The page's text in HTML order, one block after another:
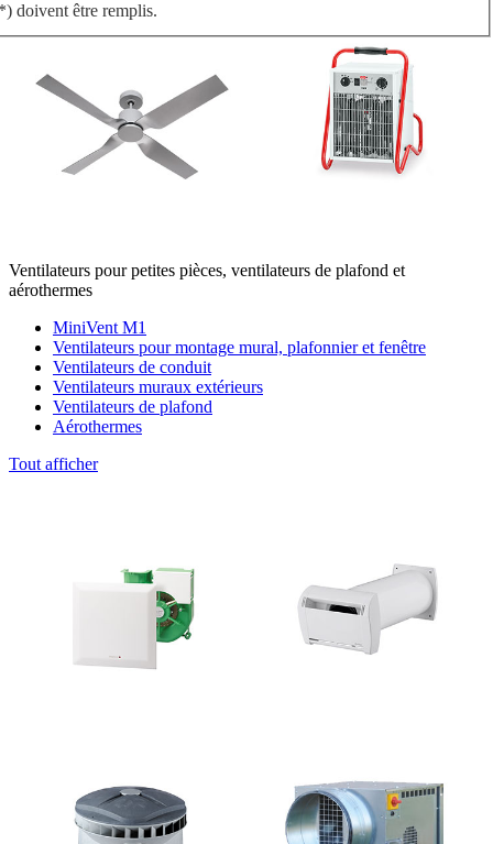
Ventilateurs pour petites pièces, ventilateurs de plafond et
aérothermes
MiniVent M1
Ventilateurs pour montage mural, plafonnier et fenêtre
Ventilateurs de conduit
Ventilateurs muraux extérieurs
Ventilateurs de plafond
Aérothermes
Tout afficher
doivent être remplis.